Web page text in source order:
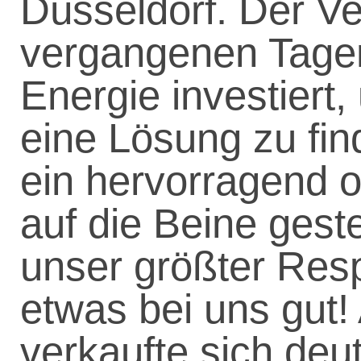
Düsseldorf. Der
vergangenen
Energie
eine Lösung zu
ein hervorragend
auf die Beine
unser größter
etwas bei uns